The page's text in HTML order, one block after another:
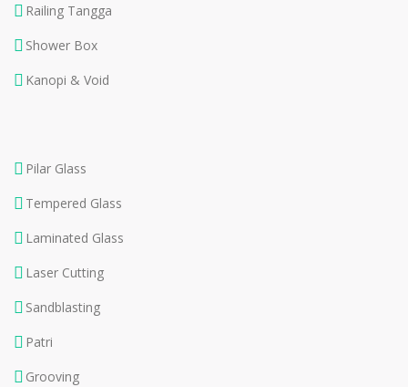
Railing Tangga
Shower Box
Kanopi & Void
Pilar Glass
Tempered Glass
Laminated Glass
Laser Cutting
Sandblasting
Patri
Grooving